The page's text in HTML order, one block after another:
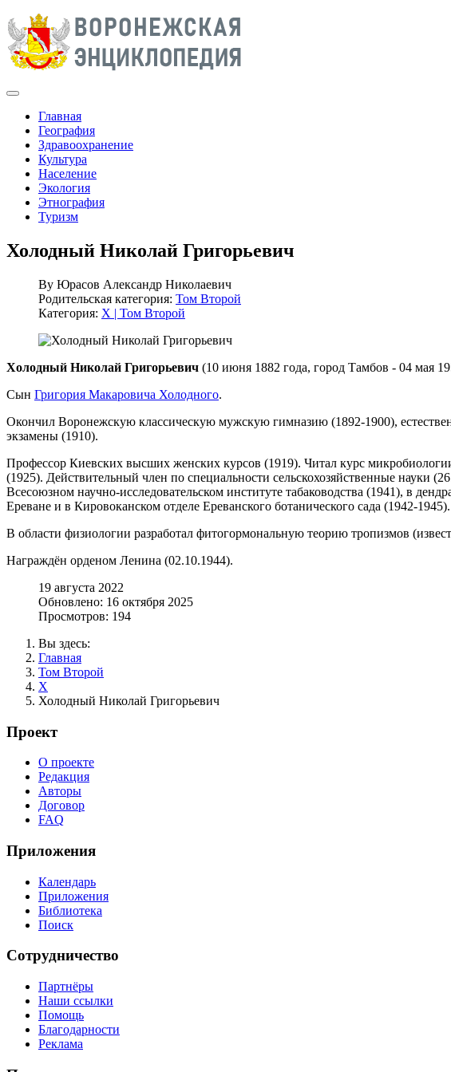
Главная
География
Здравоохранение
Культура
Население
Экология
Этнография
Туризм
Холодный Николай Григорьевич
By Юрасов Александр Николаевич
Родительская категория: Том Второй
Категория: Х | Том Второй
Холодный Николай Григорьевич (10 июня 1882 года, город Тамбов - 04 мая
Сын Григория Макаровича Холодного.
Окончил Воронежскую классическую мужскую гимназию (1892-1900),
экзамены (1910).
Профессор Киевских высших женских курсов (1919). Читал курс
(1925). Действительный член по специальности сельскохозяйственные науки
Всесоюзном научно-исследовательском институте табаководства (1941), в
Ереване и в Кировоканском отделе Ереванского ботанического сада (1942-1945).
В области физиологии разработал фитогормональную теорию тропизмов
Награждён орденом Ленина (02.10.1944).
19 августа 2022
Обновлено: 16 октября 2025
Просмотров: 194
Вы здесь:
Главная
Том Второй
Х
Холодный Николай Григорьевич
Проект
О проекте
Редакция
Авторы
Договор
FAQ
Приложения
Календарь
Приложения
Библиотека
Поиск
Сотрудничество
Партнёры
Наши ссылки
Помощь
Благодарности
Реклама